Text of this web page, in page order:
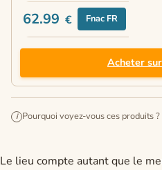
62.99 € Fnac FR
Acheter
i Pourquoi voyez-vous ces produits ?
Le lieu compte autant que le